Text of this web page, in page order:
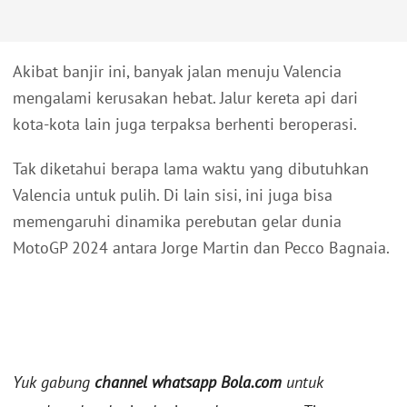
Akibat banjir ini, banyak jalan menuju Valencia
mengalami kerusakan hebat. Jalur kereta api dari
kota-kota lain juga terpaksa berhenti beroperasi.
Tak diketahui berapa lama waktu yang dibutuhkan
Valencia untuk pulih. Di lain sisi, ini juga bisa
memengaruhi dinamika perebutan gelar dunia
MotoGP 2024 antara Jorge Martin dan Pecco Bagnaia.
Yuk gabung channel whatsapp Bola.com untuk